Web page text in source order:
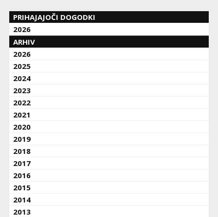
PRIHAJAJOČI DOGODKI
2026
ARHIV
2026
2025
2024
2023
2022
2021
2020
2019
2018
2017
2016
2015
2014
2013